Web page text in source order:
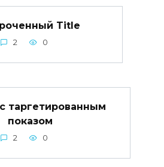
Title
2 0
таргетированным
показом
2 0